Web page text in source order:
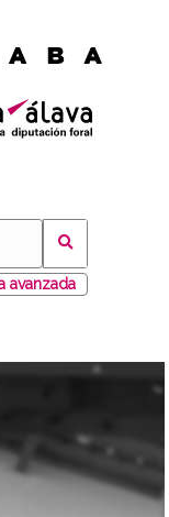
avanzada